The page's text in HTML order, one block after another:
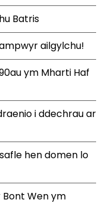
Batris
ailgylchu!
ym Mharti Haf
i ddechrau ar
hen domen lo
Wen ym